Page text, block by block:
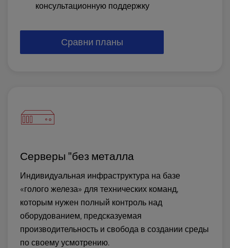
консультационную поддержку
Сравни планы
Серверы "без металла
Индивидуальная инфраструктура на базе
«голого железа» для технических команд,
которым нужен полный контроль над
оборудованием, предсказуемая
производительность и свобода в создании среды
по своему усмотрению.